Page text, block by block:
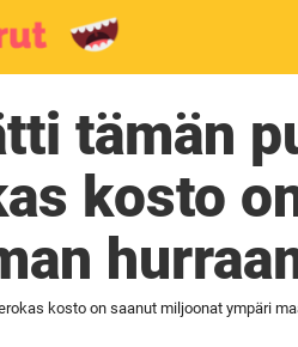
tämän
kosto